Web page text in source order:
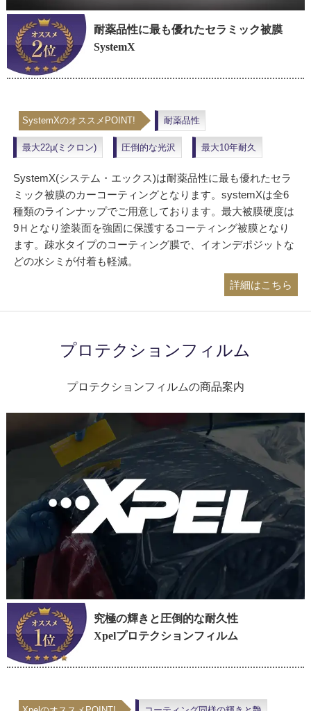
耐薬品性に最も優れたセラミック被膜
SystemX
SystemXのオススメPOINT! 耐薬品性
最大22μ(ミクロン) 圧倒的な光沢 最大10年耐久
SystemX(システム・エックス)は耐薬品性に最も優れたセラ
ミック被膜のカーコーティングとなります。systemXは全6
種類のラインナップでご用意しております。最大被膜硬度は
9Ｈとなり塗装面を強固に保護するコーティング被膜となり
ます。疎水タイプのコーティング膜で、イオンデポジットな
どの水シミが付着も軽減。
詳細はこちら
プロテクションフィルム
プロテクションフィルムの商品案内
究極の輝きと圧倒的な耐久性
Xpelプロテクションフィルム